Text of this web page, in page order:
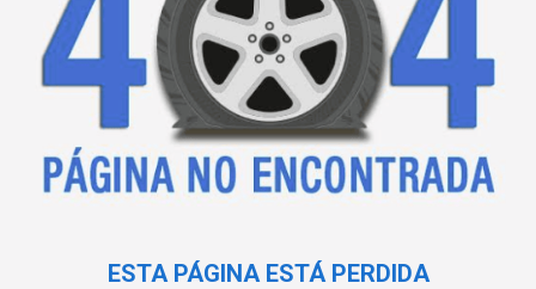
ESTA PÁGINA ESTÁ PERDIDA